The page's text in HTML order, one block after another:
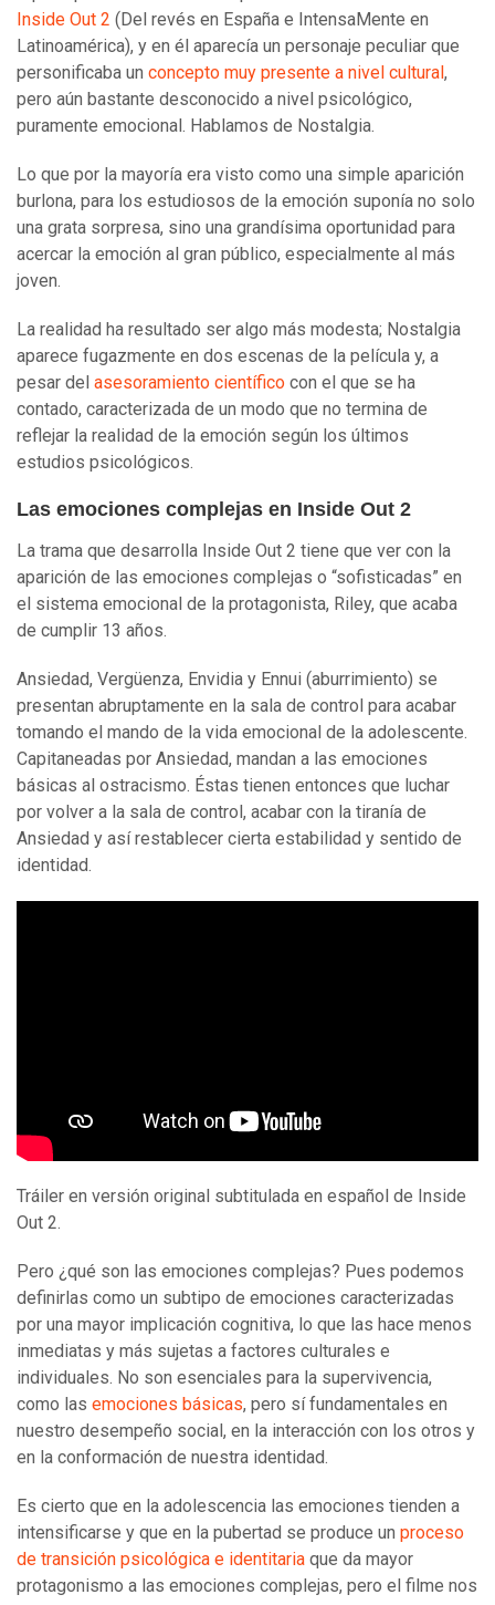
Inside Out 2 (Del revés en España e IntensaMente en
Latinoamérica), y en él aparecía un personaje peculiar que
personificaba un concepto muy presente a nivel cultural ,
pero aún bastante desconocido a nivel psicológico,
puramente emocional. Hablamos de Nostalgia.
Lo que por la mayoría era visto como una simple aparición
burlona, para los estudiosos de la emoción suponía no solo
una grata sorpresa, sino una grandísima oportunidad para
acercar la emoción al gran público, especialmente al más
joven.
La realidad ha resultado ser algo más modesta; Nostalgia
aparece fugazmente en dos escenas de la película y, a
pesar del asesoramiento científico con el que se ha
contado, caracterizada de un modo que no termina de
reflejar la realidad de la emoción según los últimos
estudios psicológicos.
Las emociones complejas en Inside Out 2
La trama que desarrolla Inside Out 2 tiene que ver con la
aparición de las emociones complejas o “sofisticadas” en
el sistema emocional de la protagonista, Riley, que acaba
de cumplir 13 años.
Ansiedad, Vergüenza, Envidia y Ennui (aburrimiento) se
presentan abruptamente en la sala de control para acabar
tomando el mando de la vida emocional de la adolescente.
Capitaneadas por Ansiedad, mandan a las emociones
básicas al ostracismo. Éstas tienen entonces que luchar
por volver a la sala de control, acabar con la tiranía de
Ansiedad y así restablecer cierta estabilidad y sentido de
identidad.
Tráiler en versión original subtitulada en español de Inside
Out 2.
Pero ¿qué son las emociones complejas? Pues podemos
definirlas como un subtipo de emociones caracterizadas
por una mayor implicación cognitiva, lo que las hace menos
inmediatas y más sujetas a factores culturales e
individuales. No son esenciales para la supervivencia,
como las emociones básicas, pero sí fundamentales en
nuestro desempeño social, en la interacción con los otros y
en la conformación de nuestra identidad.
Es cierto que en la adolescencia las emociones tienden a
intensificarse y que en la pubertad se produce un proceso
de transición psicológica e identitaria que da mayor
protagonismo a las emociones complejas, pero el filme nos